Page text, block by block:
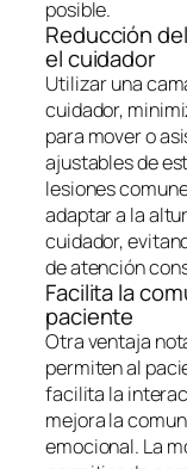
posible.
Reducción
el cuidador
Utilizar una
cuidador,
para mover o
ajustables de
lesiones
adaptar a la
cuidador,
de atención
Facilita la
paciente
Otra ventaja
permiten al
facilita la
mejora la
emocional. La